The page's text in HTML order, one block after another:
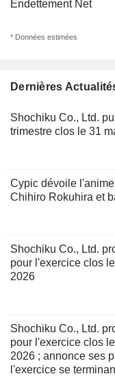
Dernières
Shochiku Co., Ltd.
trimestre clos le 31
Cypic dévoile
Chihiro Rokuhira et
Shochiku Co., Ltd.
pour l'exercice clos
2026
Shochiku Co., Ltd.
pour l'exercice clos
2026 ; annonce ses
l'exercice se
Endettement Net
* Données estimées